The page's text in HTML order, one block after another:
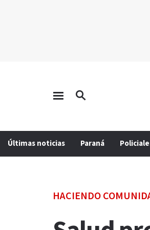
Últimas noticias Paraná
HACIENDO